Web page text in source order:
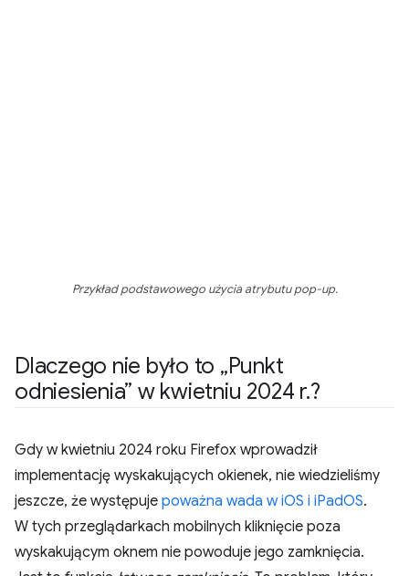
Przykład podstawowego użycia atrybutu pop-up.
Dlaczego nie było to „Punkt
odniesienia” w kwietniu 2024 r.?
Gdy w kwietniu 2024 roku Firefox wprowadził
implementację wyskakujących okienek, nie wiedzieliśmy
jeszcze, że występuje poważna wada w iOS i iPadOS.
W tych przeglądarkach mobilnych kliknięcie poza
wyskakującym oknem nie powoduje jego zamknięcia.